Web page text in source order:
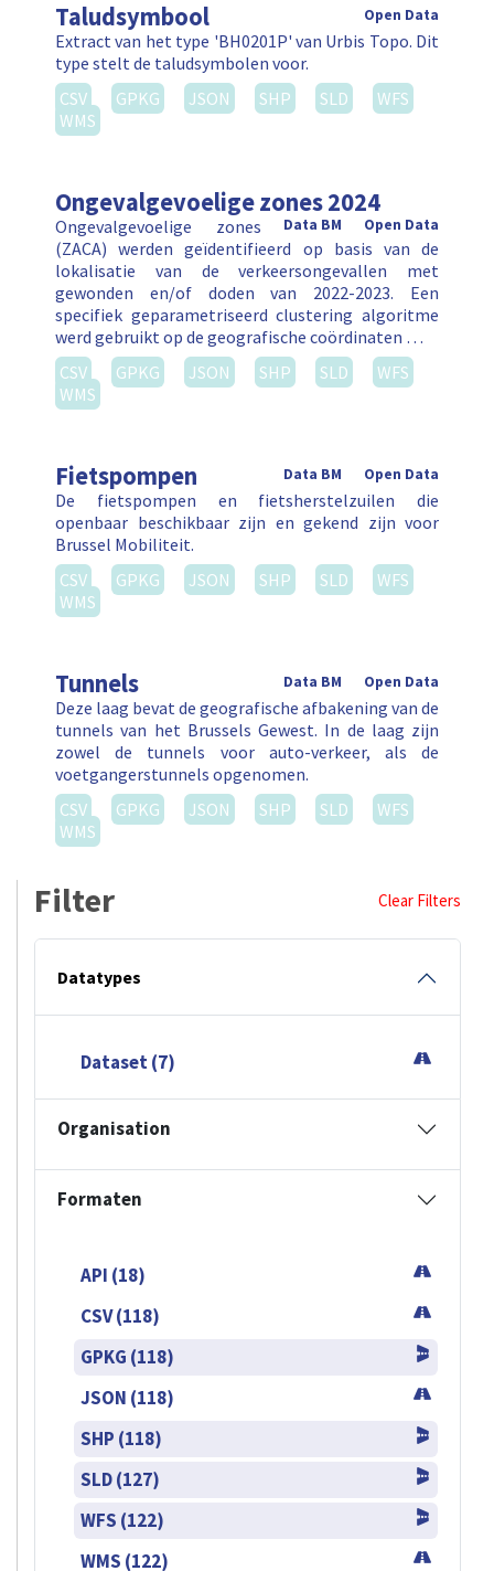
Taludsymbool Open Data
Extract van het type 'BH0201P' van Urbis Topo. Dit
type stelt de taludsymbolen voor.
CSV
GPKG JSON SHP SLD
WFS
WMS
Ongevalgevoelige zones 2024
Open Data
Data BM
Ongevalgevoelige zones
(ZACA) werden geïdentifieerd op basis van de
lokalisatie van de verkeersongevallen met
gewonden en/of doden van 2022-2023. Een
specifiek geparametriseerd clustering algoritme
werd gebruikt op de geografische coördinaten …
CSV
GPKG JSON SHP SLD
WFS
WMS
Fietspompen Open Data
Data BM
De fietspompen en fietsherstelzuilen die
openbaar beschikbaar zijn en gekend zijn voor
Brussel Mobiliteit.
CSV
GPKG JSON SHP SLD
WFS
WMS
Tunnels Open Data
Data BM
Deze laag bevat de geografische afbakening van de
tunnels van het Brussels Gewest. In de laag zijn
zowel de tunnels voor auto-verkeer, als de
voetgangerstunnels opgenomen.
CSV
GPKG JSON SHP SLD
WFS
WMS
Filter Clear Filters
Datatypes
Dataset (7)
Organisation
Formaten
API (18)
CSV (118)
GPKG (118)
JSON (118)
SHP (118)
SLD (127)
WFS (122)
WMS (122)